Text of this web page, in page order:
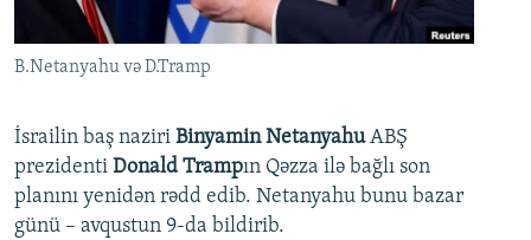
B.Netanyahu və D.Tramp
İsrailin baş naziri Binyamin NetanyahuABŞ
prezidenti Donald Trampın Qəzza ilə bağlı son
planını yenidən rədd edib. Netanyahu bunu bazar
günü – avqustun 9-da bildirib.